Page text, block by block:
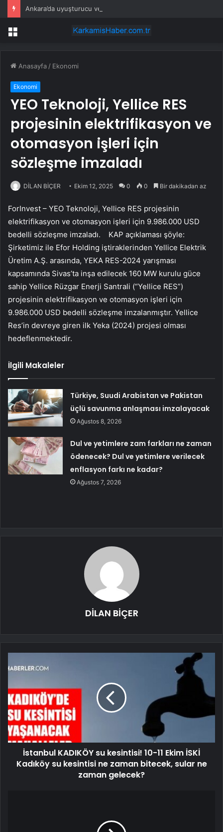
Ankara’da uyuşturucu ve fuhuş 8 gözaltı
Menü
Anasayfa / Ekonomi
Ekonomi
YEO Teknoloji, Yellice RES
projesinin elektrifikasyon ve
otomasyon işleri için
sözleşme imzaladı
DİLAN BİÇER Ekim 12, 2025 0 0 Bir dakikadan az
ForInvest – YEO Teknoloji, Yellice RES projesinin
elektrifikasyon ve otomasyon işleri için 9.986.000 USD
bedelli sözleşme imzaladı. KAP açıklaması şöyle:
Şirketimiz ile Efor Holding iştiraklerinden Yellice Elektrik
Üretim A.Ş. arasında, YEKA RES-2024 yarışması
kapsamında Sivas’ta inşa edilecek 160 MW kurulu güce
sahip Yellice Rüzgar Enerji Santrali (“Yellice RES”)
projesinin elektrifikasyon ve otomasyon işleri için
9.986.000 USD bedelli sözleşme imzalanmıştır. Yellice
Res’in devreye giren ilk Yeka (2024) projesi olması
hedeflenmektedir.
İlgili Makaleler
Türkiye, Suudi Arabistan ve Pakistan
üçlü savunma anlaşması imzalayacak
Ağustos 8, 2026
Dul ve yetimlere zam farkları ne zaman
ödenecek? Dul ve yetimlere verilecek
enflasyon farkı ne kadar?
Ağustos 7, 2026
DİLAN BİÇER
İstanbul KADIKÖY su kesintisi! 10-11 Ekim İSKİ
Kadıköy su kesintisi ne zaman bitecek, sular ne
zaman gelecek?